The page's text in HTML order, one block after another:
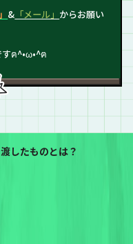
& 「メール」 からお願い
すฅ^•ω•^ฅ
したものとは？